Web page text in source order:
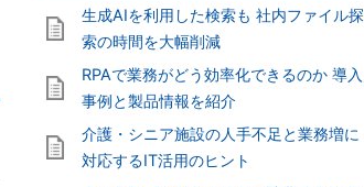
生成AIを利用した検索も 社内ファイル探
索の時間を大幅削減
RPAで業務がどう効率化できるのか 導入
事例と製品情報を紹介
介護・シニア施設の人手不足と業務増に
対応するIT活用のヒント